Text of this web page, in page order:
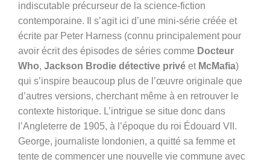
indiscutable précurseur de la science-fiction
contemporaine. Il s’agit ici d’une mini-série créée et
écrite par Peter Harness (connu principalement pour
avoir écrit des épisodes de séries comme Docteur
Who, Jackson Brodie détective privé et McMafia)
qui s’inspire beaucoup plus de l’œuvre originale que
d’autres versions, cherchant même à en retrouver le
contexte historique. L’intrigue se situe donc dans
l’Angleterre de 1905, à l’époque du roi Édouard VII.
George, journaliste londonien, a quitté sa femme et
tente de commencer une nouvelle vie commune avec